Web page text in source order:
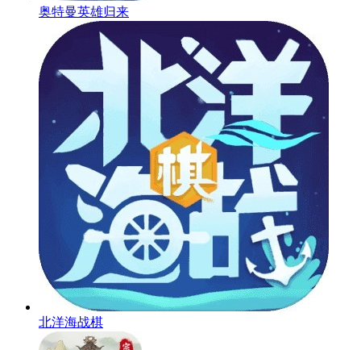
奥特曼英雄归来
北洋海战棋